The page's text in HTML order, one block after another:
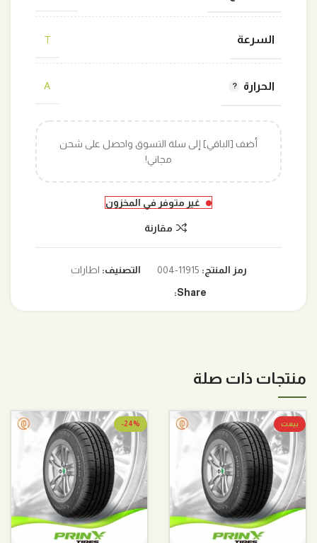
السرعة T
الحرارة A
أضف [الباقي] إلى سلة التسوق واحصل على شحن
مجاني!
غير متوفر في المخزون
مقارنة
رمز المنتج: 11915-004 التصنيف: اطارات
Share:
منتجات ذات صلة
بيعت -24%